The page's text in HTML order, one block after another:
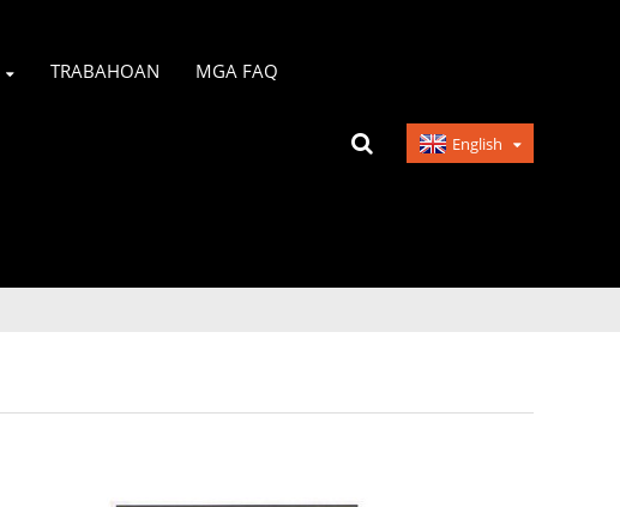
TRABAHOAN MGA FAQ
English